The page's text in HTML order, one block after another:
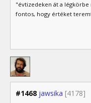
"évtizedeken át a
fontos, hogy értéket
#1468 jawsika [4178]